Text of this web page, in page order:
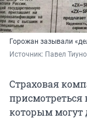
Горожан зазывали
Источник: Павел
Страховая
которым могут